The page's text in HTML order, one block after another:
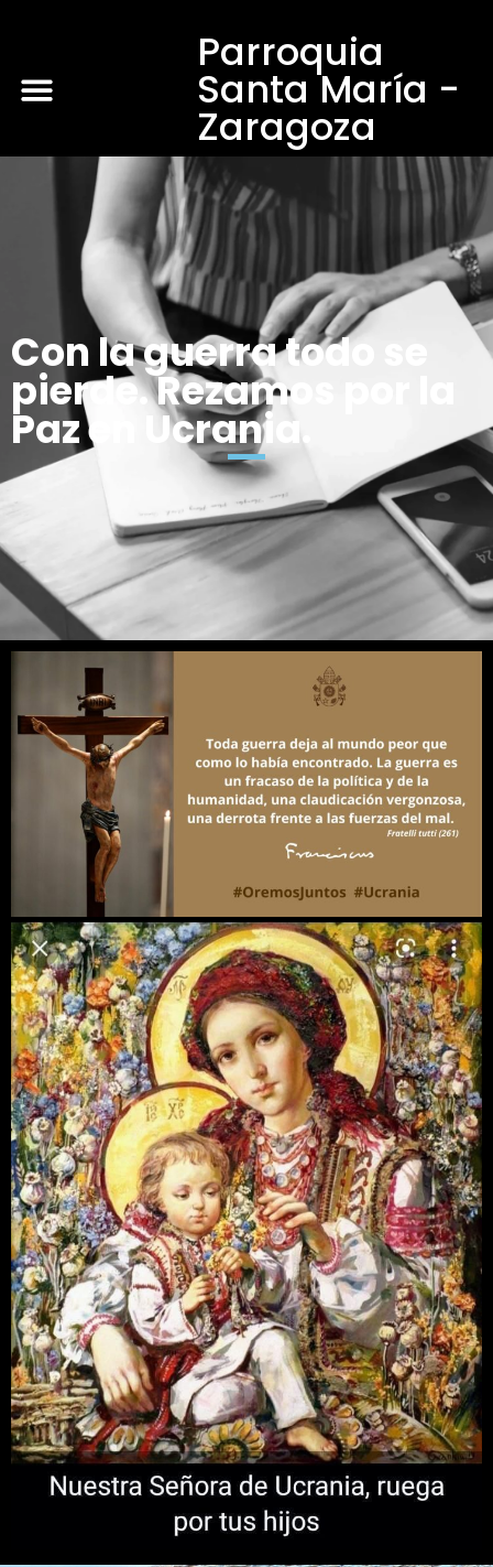
Parroquia
Santa María -
Zaragoza
Con la guerra todo se
pierde. Rezamos por la
Paz en Ucrania.